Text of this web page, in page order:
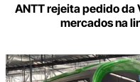
ANTT rejeita pedido da
mercados na